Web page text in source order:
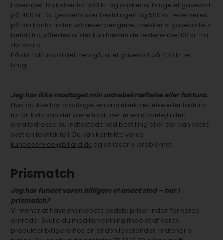
Eksempel: Du køber for 500 kr. og ønsker at bruge et gavekort
på 400 kr. Du gennemfører bestillingen og 500 kr. reserveres
på din konto. Inden vi hæver pengene, trækker vi gavekortets
beløb fra, således at der kun hæves de resterende 100 kr. fra
din konto.
På din faktura vil det fremgå, at et gavekort på 400 kr. er
brugt.
Jeg har ikke modtaget min ordrebekræftelse eller faktura.
Hvis du ikke har modtaget en ordrebekræftelse eller faktura
for dit køb, kan det være fordi, der er en stavefejl i den
emailadresse du indtastede ved bestilling eller der kan være
sket en teknisk fejl. Du kan kontakte vores
kundeservice@billard.dk og så løser vi problemet.
Prismatch
Jeg har fundet varen billigere et andet sted – har I
prismatch?
Vi mener at have markedets bedste priser inden for vores
område! Skulle du mod forventning finde et af vores
produkter billigere hos en anden leverandør, matcher vi